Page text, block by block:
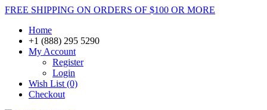
FREE SHIPPING ON ORDERS OF $100 OR MORE
Home
+1 (888) 295 5290
My Account
Register
Login
Wish List (0)
Checkout